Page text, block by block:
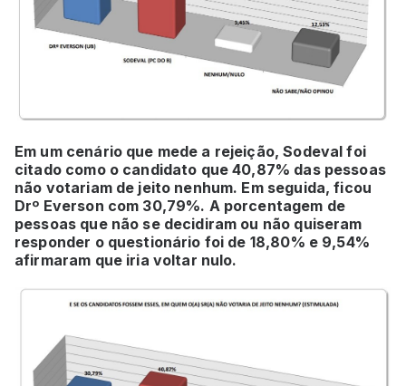
Em um cenário que mede a rejeição, Sodeval foi
citado como o candidato que 40,87% das pessoas
não votariam de jeito nenhum. Em seguida, ficou
Drº Everson com 30,79%. A porcentagem de
pessoas que não se decidiram ou não quiseram
responder o questionário foi de 18,80% e 9,54%
afirmaram que iria voltar nulo.